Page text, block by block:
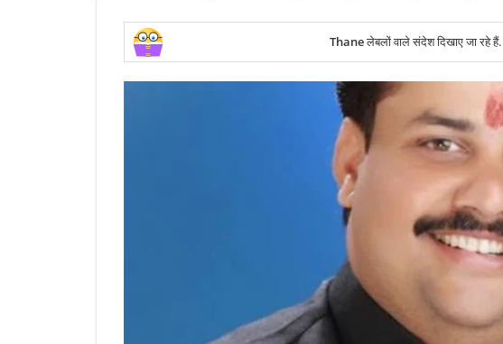
Thaneलेबलों वाले संदेश दिखाए जा रहे हैं.